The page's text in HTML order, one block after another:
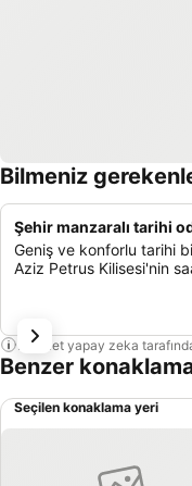
Bilmeniz
Şehir manzaralı tarihi
Geniş ve konforlu tarihi
Aziz Petrus Kilisesi'nin
Bu özet yapay zeka
Benzer
Seçilen konaklama yeri